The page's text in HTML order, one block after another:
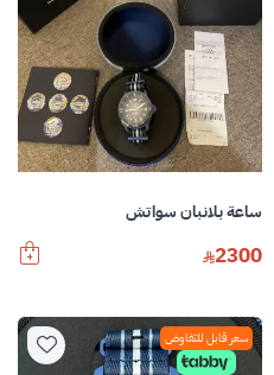
ساعة بلانبان سواتش
2300
سعر قابل للتفاوض